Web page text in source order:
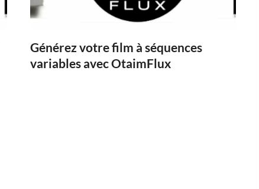
Générez votre film à séquences
variables avec OtaimFlux